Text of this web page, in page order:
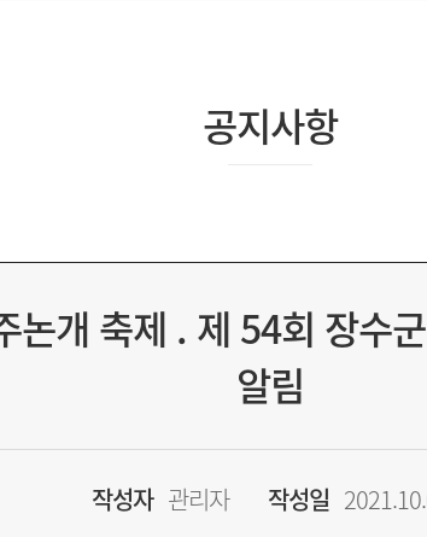
공지사항
개 축제 . 제 54회 장수
알림
작성자 관리자 작성일